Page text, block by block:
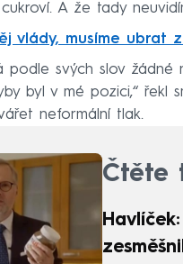
A že tady
vlády, musíme ubrat
podle svých slov žádné
byl v mé pozici,“ řekl
neformální tlak.
Čtěte